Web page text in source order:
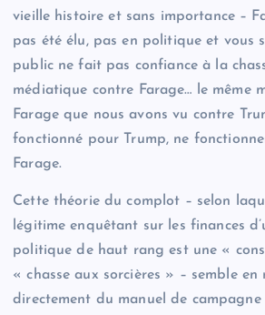
vieille histoire et sans importance –
pas été élu, pas en politique et vous
public ne fait pas confiance à la
médiatique contre Farage… le même
Farage que nous avons vu contre
fonctionné pour Trump, ne
Farage.
Cette théorie du complot – selon
légitime enquêtant sur les finances
politique de haut rang est une «
« chasse aux sorcières » – semble
directement du manuel de